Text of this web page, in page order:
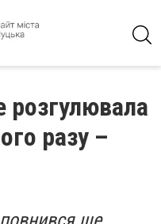
розгулювала
разу –